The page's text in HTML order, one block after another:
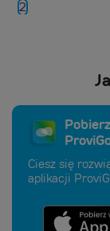
2
Ciesz się
aplikacji